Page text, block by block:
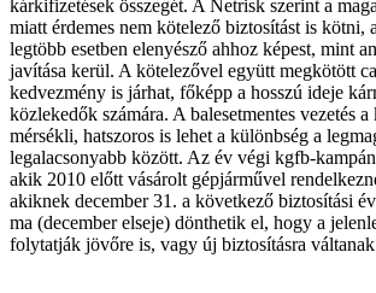
kárkifizetések összegét. A Netrisk szerint a
miatt érdemes nem kötelező biztosítást is kötni,
legtöbb esetben elenyésző ahhoz képest, mint
javítása kerül. A kötelezővel együtt megkötött
kedvezmény is járhat, főképp a hosszú ideje
közlekedők számára. A balesetmentes vezetés
mérsékli, hatszoros is lehet a különbség a
legalacsonyabb között. Az év végi kgfb-
akik 2010 előtt vásárolt gépjárművel
akiknek december 31. a következő biztosítási
ma (december elseje) dönthetik el, hogy a
folytatják jövőre is, vagy új biztosításra